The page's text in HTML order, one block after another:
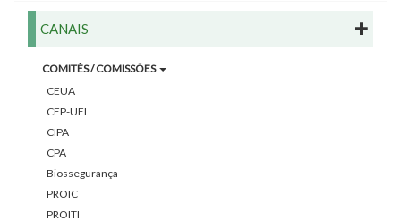
CANAIS
COMITÊS / COMISSÕES
CEUA
CEP-UEL
CIPA
CPA
Biossegurança
PROIC
PROITI